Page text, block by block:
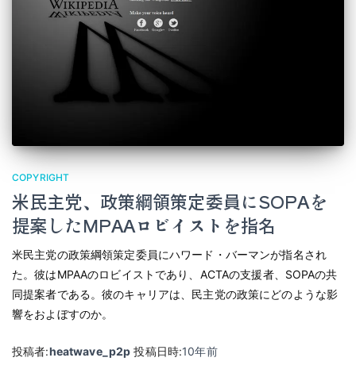
COPYRIGHT
米民主党、政策綱領策定委員にSOPAを
提案したMPAAロビイストを指名
米民主党の政策綱領策定委員にハワード・バーマンが指名され
た。彼はMPAAのロビイストであり、ACTAの支援者、SOPAの共
同提案者である。彼のキャリアは、民主党の政策にどのような影
響をおよぼすのか。
投稿者:heatwave_p2p 投稿日時:10年前